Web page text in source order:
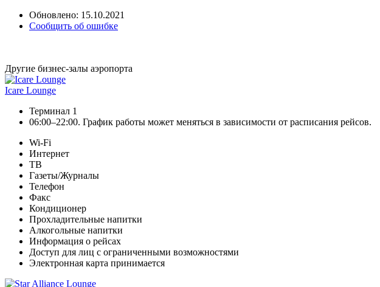
Обновлено: 15.10.2021
Сообщить об ошибке
Другие бизнес-залы аэропорта
Icare Lounge
Терминал 1
06:00–22:00. График работы может меняться в зависимости от расписания рейсов.
Wi-Fi
Интернет
ТВ
Газеты/Журналы
Телефон
Факс
Кондиционер
Прохладительные напитки
Алкогольные напитки
Информация о рейсах
Доступ для лиц с ограниченными возможностями
Электронная карта принимается